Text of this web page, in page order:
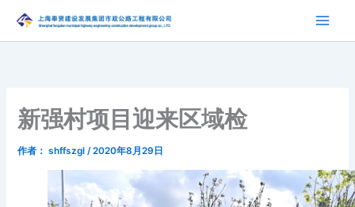
内
新强村项目迎来区域检
作者： shffszgl/2020年8月29日